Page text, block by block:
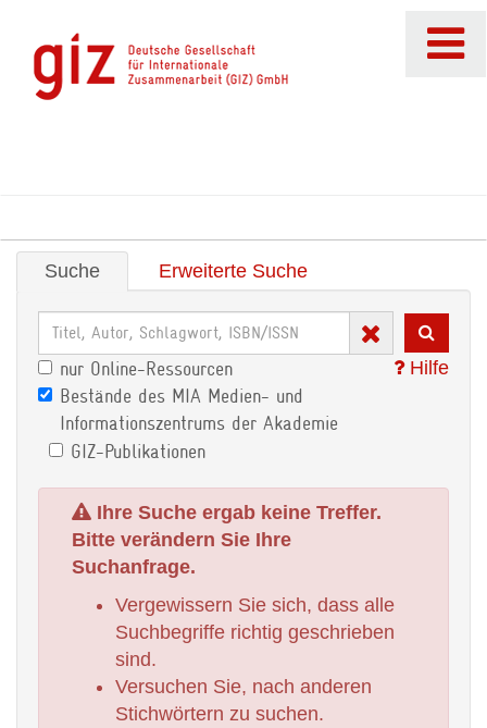
Suche Erweiterte Suche
Hilfe
nur Online-Ressourcen
Bestände des MIA Medien- und
Informationszentrums der Akademie
GIZ-Publikationen
Ihre Suche ergab keine Treffer.
Bitte verändern Sie Ihre
Suchanfrage.
Vergewissern Sie sich, dass alle
Suchbegriffe richtig geschrieben
sind.
Versuchen Sie, nach anderen
Stichwörtern zu suchen.